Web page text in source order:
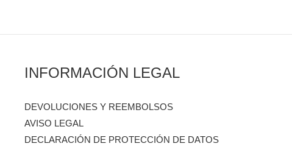
INFORMACIÓN LEGAL
DEVOLUCIONES Y REEMBOLSOS
AVISO LEGAL
DECLARACIÓN DE PROTECCIÓN DE DATOS